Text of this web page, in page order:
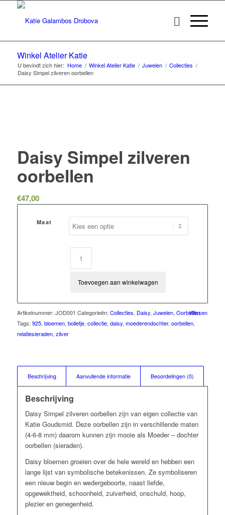
Winkel Atelier Katie
U bevindt zich hier: Home / Winkel Atelier Katie / Juwelen / Collecties /
Daisy Simpel zilveren oorbellen
Daisy Simpel zilveren
oorbellen
€47,00
Maat
Wissen
Toevoegen aan winkelwagen
Artikelnummer: JOD001 Categorieën: Collecties, Daisy, Juwelen, Oorbellen
Tags: 925, bloemen, bolletje, collectie, daisy, moederendochter, oorbellen,
relatiesieraden, zilver
Beschrijving Aanvullende informatie Beoordelingen (0)
Beschrijving
Daisy Simpel zilveren oorbellen zijn van eigen collectie van
Katie Goudsmid. Deze oorbellen zijn in verschillende maten
(4-6-8 mm) daarom kunnen zijn mooie als Moeder – dochter
oorbellen (sieraden).
Daisy bloemen groeien over de hele wereld en hebben een
lange lijst van symbolische betekenissen. Ze symboliseren
een nieuw begin en wedergeboorte, naast liefde,
opgewektheid, schoonheid, zuiverheid, onschuld, hoop,
plezier en genegenheid.